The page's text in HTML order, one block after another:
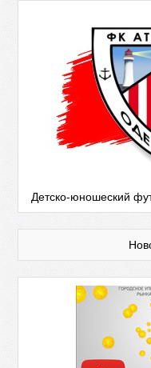
Детско-юношеский